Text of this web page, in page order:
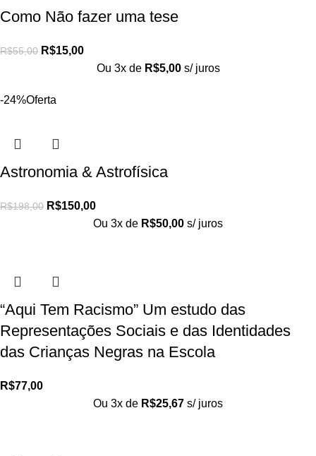
Como Não fazer uma tese
R$55,00 R$15,00
Ou 3x de R$5,00 s/ juros
-24%Oferta
Astronomia & Astrofísica
R$198,00 R$150,00
Ou 3x de R$50,00 s/ juros
“Aqui Tem Racismo” Um estudo das
Representações Sociais e das Identidades
das Crianças Negras na Escola
R$77,00
Ou 3x de R$25,67 s/ juros